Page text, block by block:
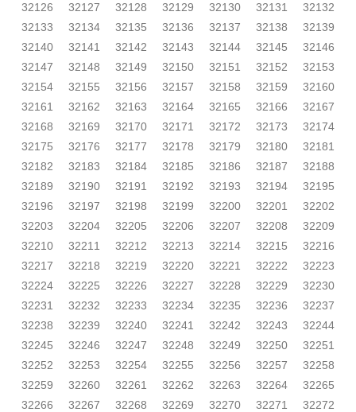
32126
32127 32128 32129 32130 32131
32132
32133
32134 32135 32136 32137 32138
32139
32140
32141 32142 32143 32144 32145
32146
32147
32148 32149 32150 32151 32152
32153
32154
32155 32156 32157 32158 32159
32160
32161
32162 32163 32164 32165 32166
32167
32168
32169 32170 32171 32172 32173
32174
32175
32176 32177 32178 32179 32180
32181
32182
32183 32184 32185 32186 32187
32188
32189
32190 32191 32192 32193 32194
32195
32196
32197 32198 32199 32200 32201
32202
32203
32204 32205 32206 32207 32208
32209
32210
32211 32212 32213 32214 32215
32216
32217
32218 32219 32220 32221 32222
32223
32224
32225 32226 32227 32228 32229
32230
32231
32232 32233 32234 32235 32236
32237
32238
32239 32240 32241 32242 32243
32244
32245
32246 32247 32248 32249 32250
32251
32252
32253 32254 32255 32256 32257
32258
32259
32260 32261 32262 32263 32264
32265
32266
32267 32268 32269 32270 32271
32272